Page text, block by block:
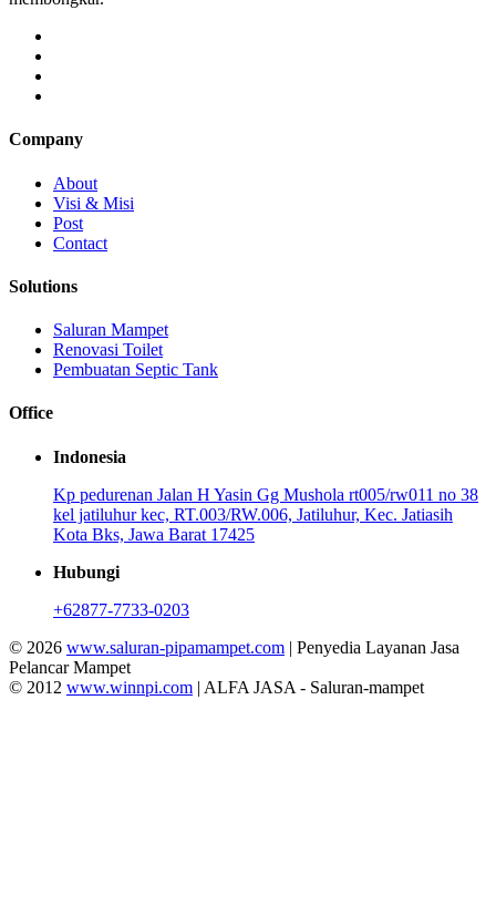
Company
About
Visi & Misi
Post
Contact
Solutions
Saluran Mampet
Renovasi Toilet
Pembuatan Septic Tank
Office
Indonesia
Kp pedurenan Jalan H Yasin Gg Mushola rt005/rw011 no 38
kel jatiluhur kec, RT.003/RW.006, Jatiluhur, Kec. Jatiasih
Kota Bks, Jawa Barat 17425
Hubungi
+62877-7733-0203
© 2026 www.saluran-pipamampet.com | Penyedia Layanan Jasa
Pelancar Mampet
© 2012 www.winnpi.com | ALFA JASA - Saluran-mampet